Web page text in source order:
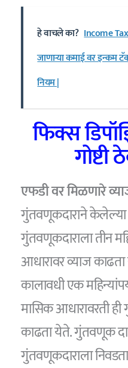
हे वाचले का? Income Tax
जाणाऱ्या कमाई वर इन्कम
नियम |
फिक्स
गोष्टी
एफडी वर मिळणारे
गुंतवणूकदाराने
गुंतवणूकदाराला तीन
आधारावर व्याज
कालावधी एक
मासिक आधारावरती
काढता येते. गुंतवणूक
गुंतवणूकदाराला